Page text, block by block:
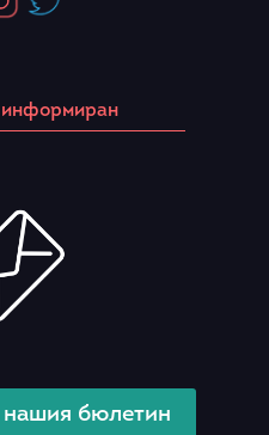
информиран
бюлетин